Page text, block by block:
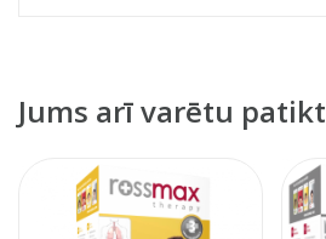
Jums arī varētu patikt